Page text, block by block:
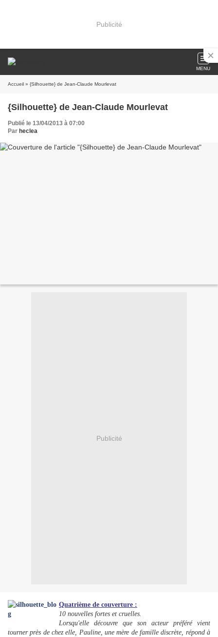
Publicité
MENU
Accueil » {Silhouette} de Jean-Claude Mourlevat
{Silhouette} de Jean-Claude Mourlevat
Publié le 13/04/2013 à 07:00
Par heclea
Publicité
Quatrième de couverture :
10 nouvelles fortes et cruelles.
Lorsqu'elle découvre que son acteur préféré vient
tourner près de chez elle, Pauline, une mère de famille discrète, répond à